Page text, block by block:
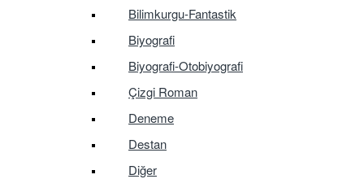
Bilimkurgu-Fantastik
Biyografi
Biyografi-Otobiyografi
Çizgi Roman
Deneme
Destan
Diğer